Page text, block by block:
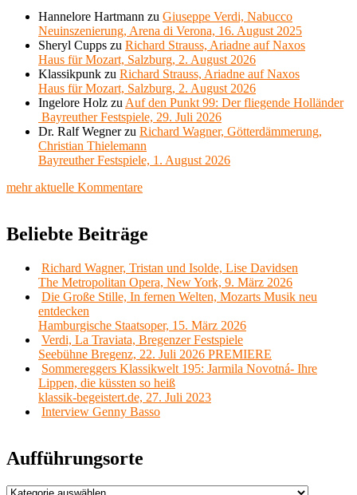
Hannelore Hartmann zu Giuseppe Verdi, Nabucco
Neuinszenierung, Arena di Verona, 16. August 2025
Sheryl Cupps zu Richard Strauss, Ariadne auf Naxos
Haus für Mozart, Salzburg, 2. August 2026
Klassikpunk zu Richard Strauss, Ariadne auf Naxos
Haus für Mozart, Salzburg, 2. August 2026
Ingelore Holz zu Auf den Punkt 99: Der fliegende Holländer
Bayreuther Festspiele, 29. Juli 2026
Dr. Ralf Wegnerzu Richard Wagner, Götterdämmerung,
Christian Thielemann
Bayreuther Festspiele, 1. August 2026
mehr aktuelle Kommentare
Beliebte Beiträge
Richard Wagner, Tristan und Isolde, Lise Davidsen
The Metropolitan Opera, New York, 9. März 2026
Die Große Stille, In fernen Welten, Mozarts Musik neu
entdecken
Hamburgische Staatsoper, 15. März 2026
Verdi, La Traviata, Bregenzer Festspiele
Seebühne Bregenz, 22. Juli 2026 PREMIERE
Sommereggers Klassikwelt 195: Jarmila Novotná- Ihre
Lippen, die küssten so heiß
klassik-begeistert.de, 27. Juli 2023
Interview Genny Basso
Aufführungsorte
Aufführungsorte